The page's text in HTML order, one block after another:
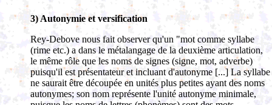
3) Autonymie et versification
Rey-Debove nous fait observer qu'un "mot comme syllabe
(rime etc.) a dans le métalangage de la deuxième articulation,
le même rôle que les noms de signes (signe, mot, adverbe)
puisqu'il est présentateur et incluant d'autonyme [...] La syllabe
ne saurait être découpée en unités plus petites ayant des noms
autonymes; son nom représente l'unité autonyme minimale,